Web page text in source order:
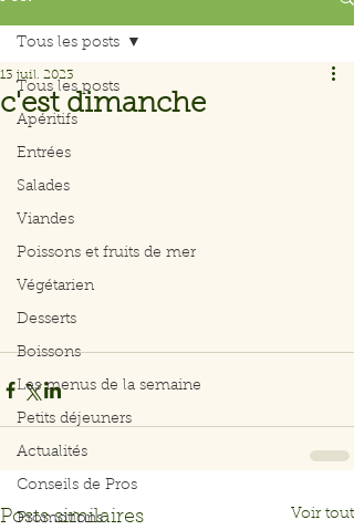
Tous les posts
Apéritifs
Entrées
Salades
Viandes
Poissons et fruits de mer
Végétarien
Desserts
Boissons
Les menus de la semaine
Petits déjeuners
Actualités
Conseils de Pros
Promotions
Tous les posts
c'est dimanche
13 juil. 2023
Posts similaires Voir tout